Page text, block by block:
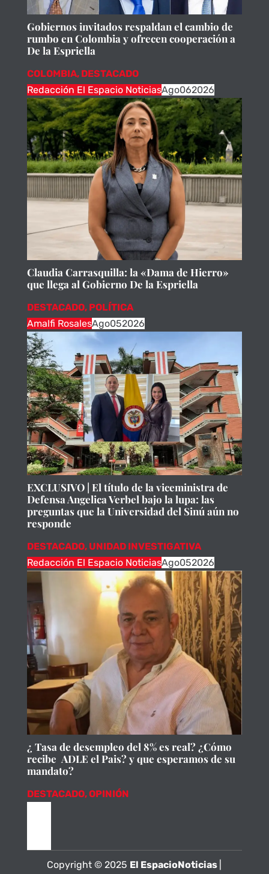
Gobiernos invitados respaldan el cambio de
rumbo en Colombia y ofrecen cooperación a
De la Espriella
COLOMBIA, DESTACADO
Redacción El Espacio NoticiasAgo062026
Claudia Carrasquilla: la «Dama de Hierro»
que llega al Gobierno De la Espriella
DESTACADO, POLÍTICA
Amalfi RosalesAgo052026
EXCLUSIVO | El título de la viceministra de
Defensa Angelica Verbel bajo la lupa: las
preguntas que la Universidad del Sinú aún no
responde
DESTACADO, UNIDAD INVESTIGATIVA
Redacción El Espacio NoticiasAgo052026
¿ Tasa de desempleo del 8% es real? ¿Cómo
recibe ADLE el Pais? y que esperamos de su
mandato?
DESTACADO,OPINIÓN
Copyright © 2025 El EspacioNoticias